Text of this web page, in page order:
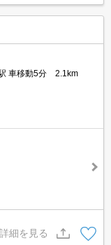
車移動5分 2.1km
詳細を見る